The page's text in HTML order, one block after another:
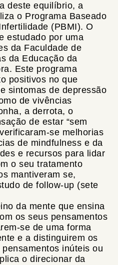
deste equilíbrio, a
o Programa Baseado
(PBMI). O
estudado por uma
da Faculdade de
da Educação da
Este programa
positivos no que
sintomas de depressão
de vivências
a derrota, o
de estar “sem
se melhorias
de mindfulness e da
e recursos para lidar
o seu tratamento
mantiveram se,
de follow-up (sete
da mente que ensina
os seus pensamentos
se de uma forma
e a distinguirem os
inúteis ou
o direcionar da